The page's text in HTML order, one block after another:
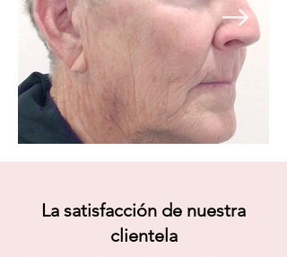
La satisfacción de nuestra
clientela